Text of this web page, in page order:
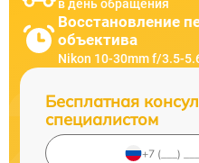
в день обращения
Восстановление
объектива
Nikon 10-30mm f/3.5-
Бесплатная
специалистом